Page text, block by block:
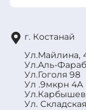
г. Костанай
Ул.Майлина,
Ул.Аль-
Ул.Гоголя 98
Ул .9мкрн 4А
Ул.